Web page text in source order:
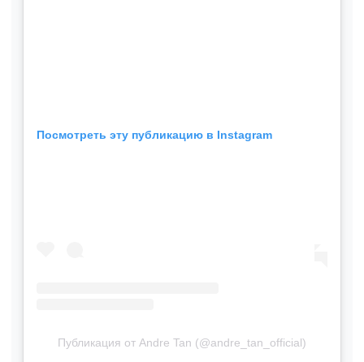
Посмотреть эту публикацию в Instagram
Публикация от Andre Tan (@andre_tan_official)